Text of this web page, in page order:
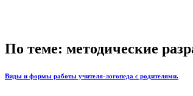
По теме: методические
Виды и формы работы учителя-логопеда с родителями.